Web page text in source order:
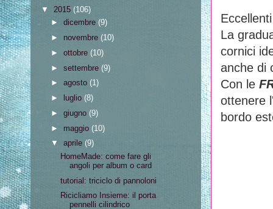
La
cornici
anche di
Con le
ottenere
bordo
▼ 2015 (106)
► dicembre (9)
► novembre (10)
► ottobre (10)
► settembre (9)
► agosto (1)
►
luglio (8)
► giugno (9)
► maggio (10)
▼ aprile (9)
HomeMade: come fare gli
angoli per album o card
tutorial: triciclo di pannoloni
Ricicliamo Insieme: il porta
pennelli cilindrico